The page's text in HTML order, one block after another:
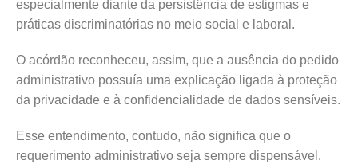
especialmente diante da persistência de estigmas e
práticas discriminatórias no meio social e laboral.
O acórdão reconheceu, assim, que a ausência do pedido
administrativo possuía uma explicação ligada à proteção
da privacidade e à confidencialidade de dados sensíveis.
Esse entendimento, contudo, não significa que o
requerimento administrativo seja sempre dispensável.